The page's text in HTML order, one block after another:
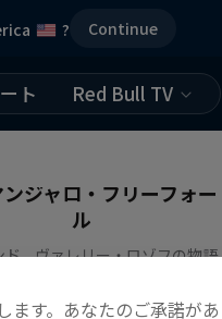
? Continue
ト Red Bull TV
ジャロ・フリーフォー
ル
ド、ヴァレリー・ロゾフの物語
す。あなたのご承諾があ